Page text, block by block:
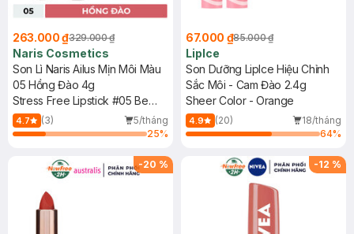
263.000 ₫329.000 ₫
Naris Cosmetics
Son Lì Naris Ailus Mịn Môi Màu
05 Hồng Đào 4g
Stress Free Lipstick #05 Be
Yourself
4.7 (3)
5/tháng
25%
67.000 ₫85.000 ₫
LipIce
Son Dưỡng LipIce Hiệu Chỉnh
Sắc Môi - Cam Đào 2.4g
Sheer Color - Orange
4.9 (20)
18/tháng
64%
-20 % -12 %